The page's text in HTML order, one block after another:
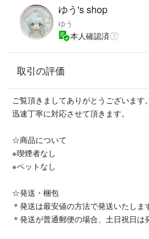
ゆう's shop
ゆう
本人確認済
取引の評価
ご覧頂きましてありがとうございます。
迅速丁寧に対応させて頂きます。
☆商品について
※喫煙者なし
※ペットなし
☆発送・梱包
＊発送は最安値の方法で発送いたしま
＊発送が普通郵便の場合、土日祝日